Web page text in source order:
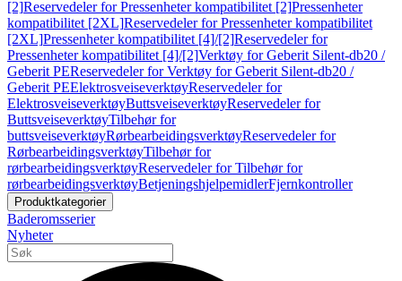
[2]Reservedeler for Pressenheter kompatibilitet [2]Pressenheter
kompatibilitet [2XL]Reservedeler for Pressenheter kompatibilitet
[2XL]Pressenheter kompatibilitet [4]/[2]Reservedeler for
Pressenheter kompatibilitet [4]/[2]Verktøy for Geberit Silent-db20 /
Geberit PEReservedeler for Verktøy for Geberit Silent-db20 /
Geberit PEElektrosveiseverktøyReservedeler for
ElektrosveiseverktøyButtsveiseverktøyReservedeler for
ButtsveiseverktøyTilbehør for
buttsveiseverktøyRørbearbeidingsverktøyReservedeler for
RørbearbeidingsverktøyTilbehør for
rørbearbeidingsverktøyReservedeler for Tilbehør for
rørbearbeidingsverktøyBetjeningshjelpemidlerFjernkontroller
Produktkategorier
Baderomsserier
Nyheter